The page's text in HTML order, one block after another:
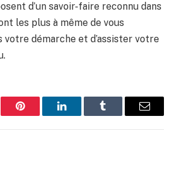
d’un savoir-faire reconnu dans
les plus à même de vous
votre démarche et d’assister votre
Pinterest LinkedInTumblr Email